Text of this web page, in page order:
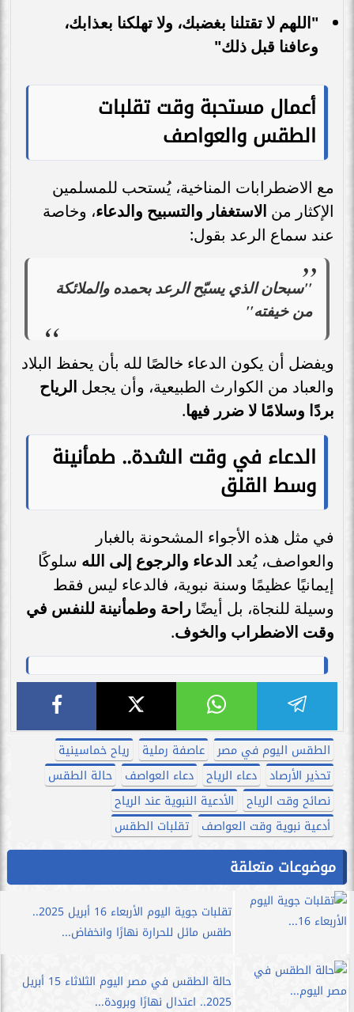
"اللهم لا تقتلنا بغضبك، ولا تهلكنا بعذابك،
وعافنا قبل ذلك"
أعمال مستحبة وقت تقلبات
الطقس والعواصف
مع الاضطرابات المناخية، يُستحب للمسلمين
الإكثار من الاستغفار والتسبيح والدعاء، وخاصة
عند سماع الرعد بقول:
"سبحان الذي يسبّح الرعد بحمده والملائكة
من خيفته"
ويفضل أن يكون الدعاء خالصًا لله بأن يحفظ البلاد
والعباد من الكوارث الطبيعية، وأن يجعل الرياح
بردًا وسلامًا لا ضرر فيها.
الدعاء في وقت الشدة.. طمأنينة
وسط القلق
في مثل هذه الأجواء المشحونة بالغبار
والعواصف، يُعد الدعاء والرجوع إلى الله سلوكًا
إيمانيًا عظيمًا وسنة نبوية، فالدعاء ليس فقط
وسيلة للنجاة، بل أيضًا راحة وطمأنينة للنفس في
وقت الاضطراب والخوف.
الطقس اليوم في مصر عاصفة رملية
رياح خماسينية
تحذير الأرصاد
دعاء الرياح دعاء العواصف
حالة الطقس
نصائح وقت الرياح
الأدعية النبوية عند الرياح
أدعية نبوية وقت العواصف
تقلبات الطقس
موضوعات متعلقة
تقلبات جوية اليوم الأربعاء 16 أبريل 2025..
طقس مائل للحرارة نهارًا وانخفاض...
حالة الطقس في مصر اليوم الثلاثاء 15 أبريل
2025.. اعتدال نهارًا وبرودة...